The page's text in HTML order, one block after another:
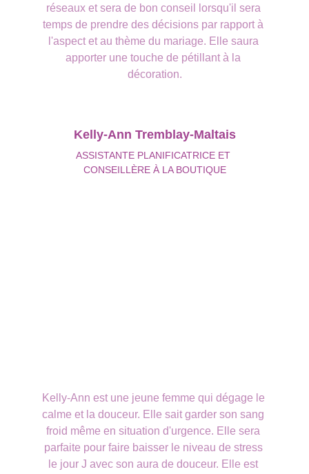
Kelly-Ann Tremblay-Maltais
ASSISTANTE PLANIFICATRICE ET
CONSEILLÈRE À LA BOUTIQUE
réseaux et sera de bon conseil lorsqu'il sera
temps de prendre des décisions par rapport à
l'aspect et au thème du mariage. Elle saura
apporter une touche de pétillant à la
décoration.
Kelly-Ann est une jeune femme qui dégage le
calme et la douceur. Elle sait garder son sang
froid même en situation d'urgence. Elle sera
parfaite pour faire baisser le niveau de stress
le jour J avec son aura de douceur. Elle est